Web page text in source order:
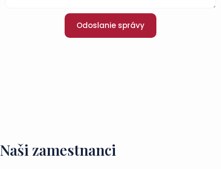
Odoslanie správy
Naši zamestnanci